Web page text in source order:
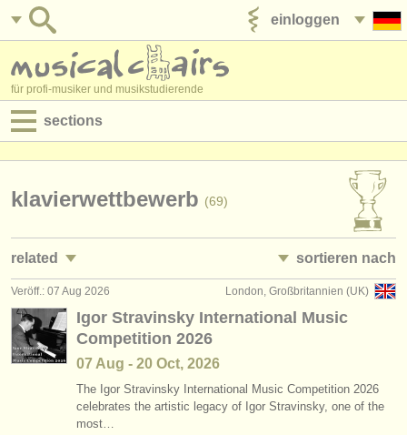
einloggen
für profi-musiker und musikstudierende
sections
jobs - verwaltung
degree courses
kurse
musikwettbewerbe
instrumentenverkauf
klavierwettbewerb (69)
related sortieren nach
jobs - aufführung: klavier
jobs - unterrichten: klavier (10)
kurse: piano accompaniment
• herausgegeben
London, Großbritannien (UK)
Veröff.: 07 Aug 2026
Igor Stravinsky International Music
Competition 2026
07 Aug - 20 Oct, 2026
The Igor Stravinsky International Music Competition 2026
celebrates the artistic legacy of Igor Stravinsky, one of the
most…